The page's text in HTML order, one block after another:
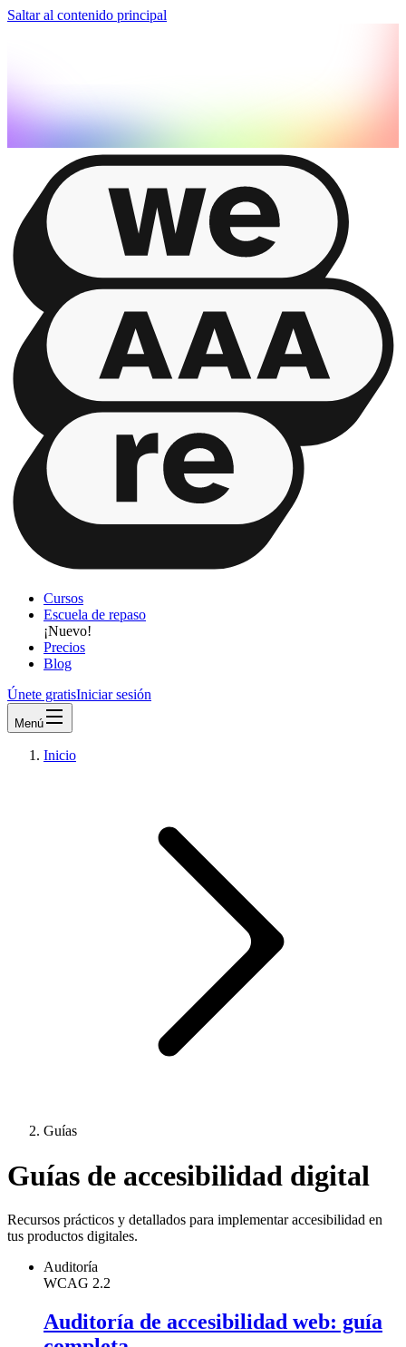
Saltar al contenido principal
Cursos
Escuela de repaso
¡Nuevo!
Precios
Blog
Únete gratisIniciar sesión
Menú
Inicio
Guías
Guías de accesibilidad digital
Recursos prácticos y detallados para implementar accesibilidad en
tus productos digitales.
Auditoría
WCAG 2.2
Auditoría de accesibilidad web: guía